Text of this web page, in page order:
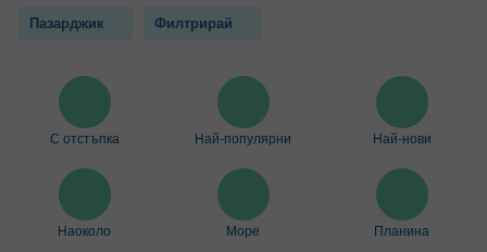
Пазарджик Филтрирай
С отстъпка Най-популярни Най-нови
Наоколо Море Планина